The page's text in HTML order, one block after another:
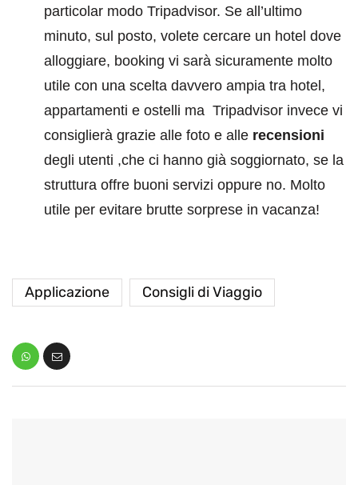
particolar modo Tripadvisor. Se all’ultimo
minuto, sul posto, volete cercare un hotel dove
alloggiare, booking vi sarà sicuramente molto
utile con una scelta davvero ampia tra hotel,
appartamenti e ostelli ma Tripadvisor invece vi
consiglierà grazie alle foto e alle recensioni
degli utenti ,che ci hanno già soggiornato, se la
struttura offre buoni servizi oppure no. Molto
utile per evitare brutte sorprese in vacanza!
Applicazione Consigli di Viaggio